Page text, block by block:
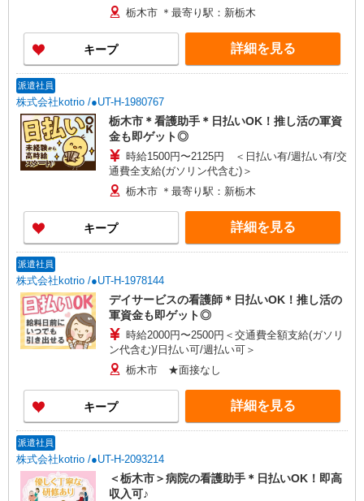
栃木市 ＊最寄り駅：新栃木
キープ 詳細を見る
派遣社員
株式会社kotrio /●UT-H-1980767
栃木市＊看護助手＊日払いOK！推し活の軍資
金も即ゲット◎
時給1500円〜2125円 ＜日払い有/週払い有/交
通費全支給(ガソリン代含む)＞
栃木市 ＊最寄り駅：新栃木
キープ 詳細を見る
派遣社員
株式会社kotrio /●UT-H-1978144
デイサービスの看護師＊日払いOK！推し活の
軍資金も即ゲット◎
時給2000円〜2500円＜交通費全額支給(ガソリ
ン代含む)/日払い可/週払い可＞
栃木市 ★面接なし
キープ 詳細を見る
派遣社員
株式会社kotrio /●UT-H-2093214
＜栃木市＞病院の看護助手＊日払いOK！即高
収入可♪